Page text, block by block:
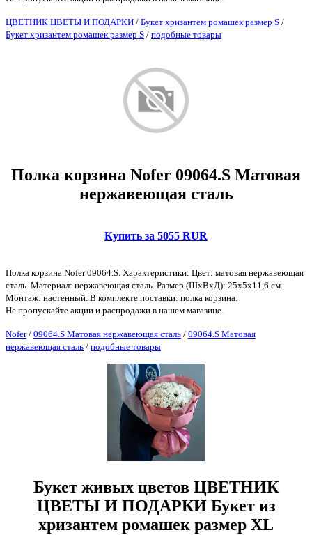
ЦВЕТНИК ЦВЕТЫ И ПОДАРКИ / Букет хризантем ромашек размер S /
Букет хризантем ромашек размер S / подобные товары
Полка корзина Nofer 09064.S Матовая
нержавеющая сталь
Купить за 5055 RUR
Полка корзина Nofer 09064.S. Характеристики: Цвет: матовая нержавеющая
сталь. Материал: нержавеющая сталь. Размер (ШхВхД): 25х5х11,6 см.
Монтаж: настенный. В комплекте поставки: полка корзина.
Не пропускайте акции и распродажи в нашем магазине.
Nofer/ 09064.S Матовая нержавеющая сталь / 09064.S Матовая
нержавеющая сталь / подобные товары
Букет живых цветов ЦВЕТНИК
ЦВЕТЫ И ПОДАРКИ Букет из
хризантем ромашек размер XL